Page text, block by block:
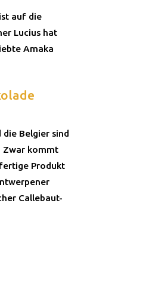
auf die
Lucius hat
Amaka
Belgier sind
Zwar kommt
Produkt
Callebaut-